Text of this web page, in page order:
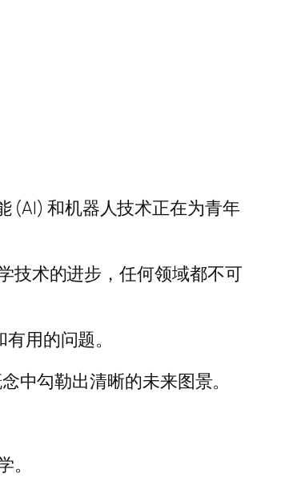
(AI) 和机器人技术正在为青年
技术的进步，任何领域都不可
用的问题。
中勾勒出清晰的未来图景。